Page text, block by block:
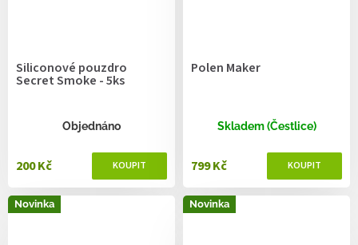
Siliconové pouzdro
Secret Smoke - 5ks
Objednáno
200 Kč
Polen Maker
Skladem (Čestlice)
799 Kč
Novinka Novinka